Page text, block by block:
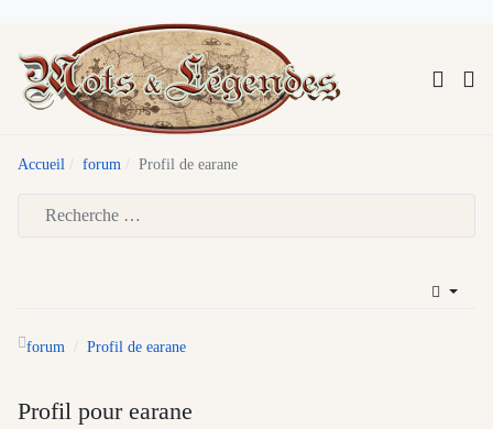
Accueil forum Profil de earane
forum Profil de earane
Profil pour earane